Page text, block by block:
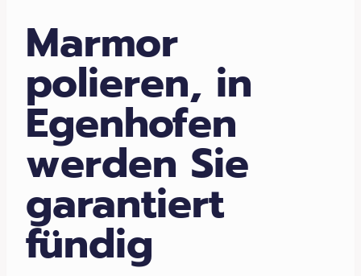
Marmor
polieren, in
Egenhofen
werden Sie
garantiert
fündig